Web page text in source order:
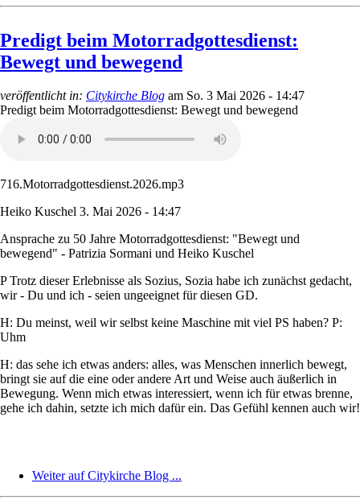
Predigt beim Motorradgottesdienst:
Bewegt und bewegend
veröffentlicht in: Citykirche Blog am So. 3 Mai 2026 - 14:47
Predigt beim Motorradgottesdienst: Bewegt und bewegend
716.Motorradgottesdienst.2026.mp3
Heiko Kuschel 3. Mai 2026 - 14:47
Ansprache zu 50 Jahre Motorradgottesdienst: "Bewegt und
bewegend" - Patrizia Sormani und Heiko Kuschel
P Trotz dieser Erlebnisse als Sozius, Sozia habe ich zunächst gedacht,
wir - Du und ich - seien ungeeignet für diesen GD.
H: Du meinst, weil wir selbst keine Maschine mit viel PS haben? P:
Uhm
H: das sehe ich etwas anders: alles, was Menschen innerlich bewegt,
bringt sie auf die eine oder andere Art und Weise auch äußerlich in
Bewegung. Wenn mich etwas interessiert, wenn ich für etwas brenne,
gehe ich dahin, setzte ich mich dafür ein. Das Gefühl kennen auch wir!
Weiter auf Citykirche Blog ...